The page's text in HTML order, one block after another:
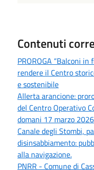
Contenuti
PROROGA “Balconi
rendere il Centro
e sostenibile
Allerta arancione:
del Centro Operativo
domani 17 marzo 2026
Canale degli Stombi,
disinsabbiamento:
alla navigazione.
PNRR - Comune di